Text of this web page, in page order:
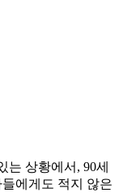
는 상황에서, 90세
에게도 적지 않은